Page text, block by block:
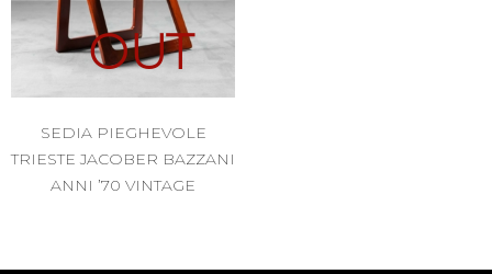
OUT
SEDIA PIEGHEVOLE
TRIESTE JACOBER BAZZANI
ANNI ’70 VINTAGE